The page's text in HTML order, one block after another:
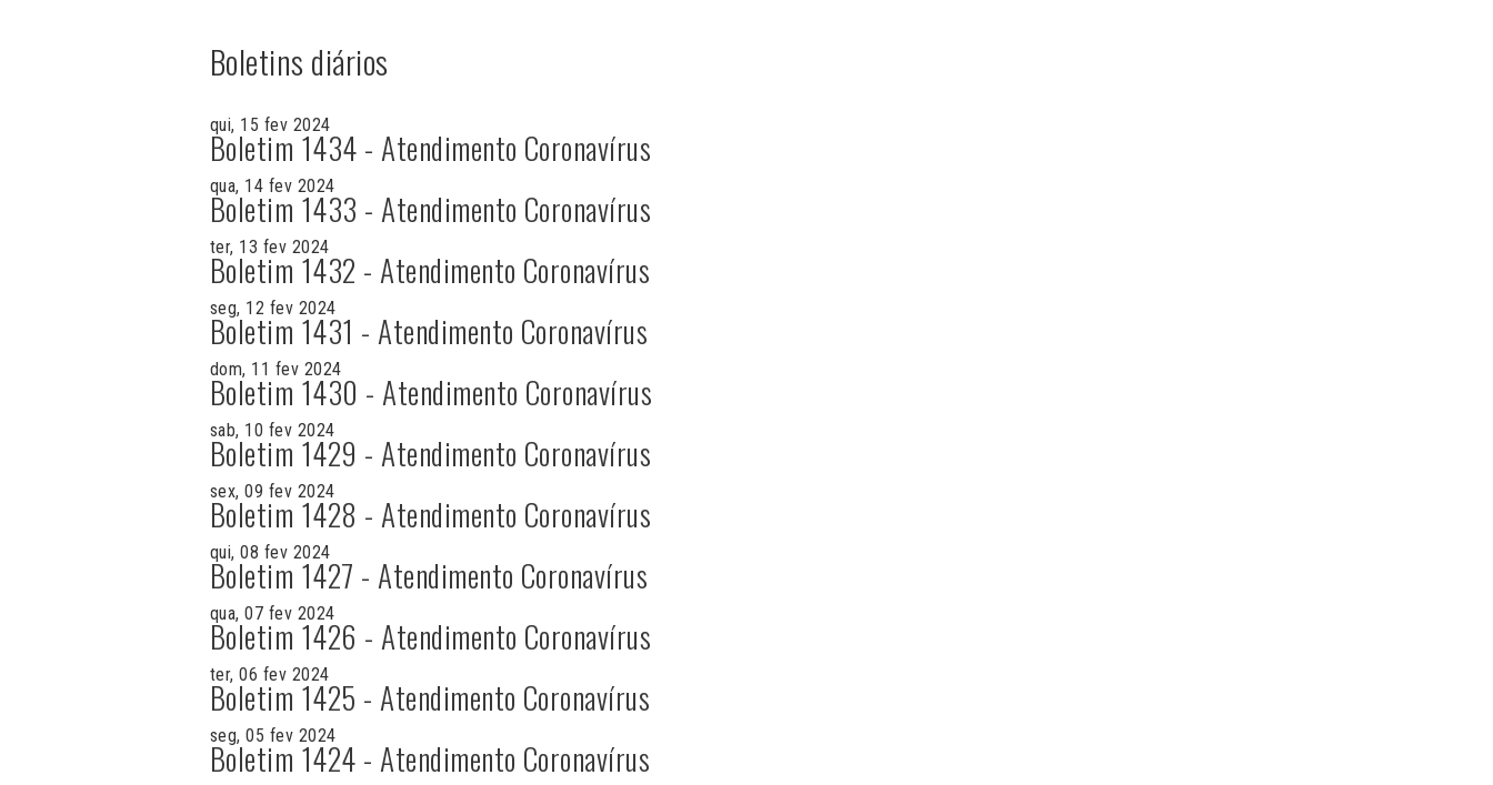
Boletins diários
qui, 15 fev 2024
Boletim 1434 - Atendimento Coronavírus
qua, 14 fev 2024
Boletim 1433 - Atendimento Coronavírus
ter, 13 fev 2024
Boletim 1432 - Atendimento Coronavírus
seg, 12 fev 2024
Boletim 1431 - Atendimento Coronavírus
dom, 11 fev 2024
Boletim 1430 - Atendimento Coronavírus
sab, 10 fev 2024
Boletim 1429 - Atendimento Coronavírus
sex, 09 fev 2024
Boletim 1428 - Atendimento Coronavírus
qui, 08 fev 2024
Boletim 1427 - Atendimento Coronavírus
qua, 07 fev 2024
Boletim 1426 - Atendimento Coronavírus
ter, 06 fev 2024
Boletim 1425 - Atendimento Coronavírus
seg, 05 fev 2024
Boletim 1424 - Atendimento Coronavírus